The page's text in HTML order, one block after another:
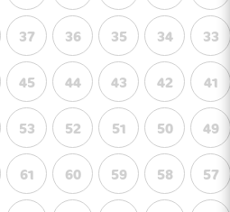
33
34
35
36
37
41
42
43
44
45
49
50
51
52
53
57
58
59
60
61